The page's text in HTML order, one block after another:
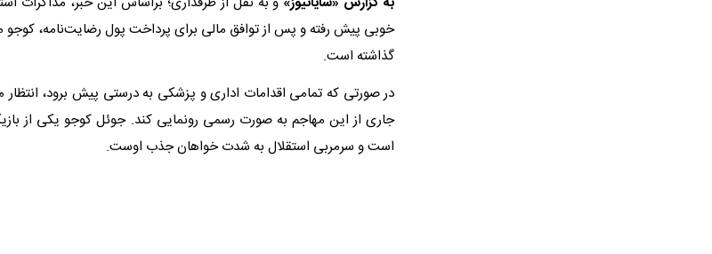
خوبی پیش رفته و پس از توافق مالی برای پرداخت پول رضایت‌نامه،
گذاشته است.
در صورتی که تمامی اقدامات اداری و پزشکی به درستی پیش برود، انتظار
جاری از این مهاجم به صورت رسمی رونمایی کند. جوئل کوجو یکی از
است و سرمربی استقلال به شدت خواهان جذب اوست.